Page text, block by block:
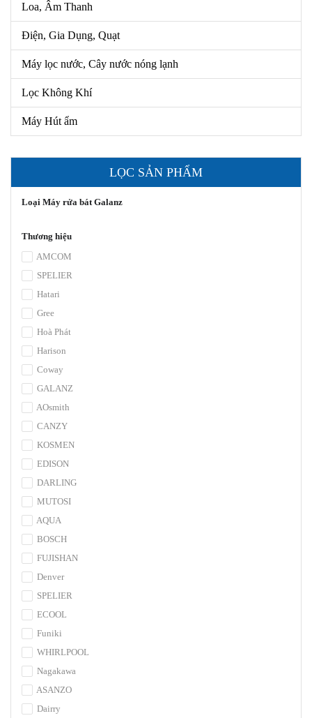
Loa, Âm Thanh
Điện, Gia Dụng, Quạt
Máy lọc nước, Cây nước nóng lạnh
Lọc Không Khí
Máy Hút ẩm
LỌC SẢN PHẨM
Loại Máy rửa bát Galanz
Thương hiệu
AMCOM
SPELIER
Hatari
Gree
Hoà Phát
Harison
Coway
GALANZ
AOsmith
CANZY
KOSMEN
EDISON
DARLING
MUTOSI
AQUA
BOSCH
FUJISHAN
Denver
SPELIER
ECOOL
Funiki
WHIRLPOOL
Nagakawa
ASANZO
Dairry